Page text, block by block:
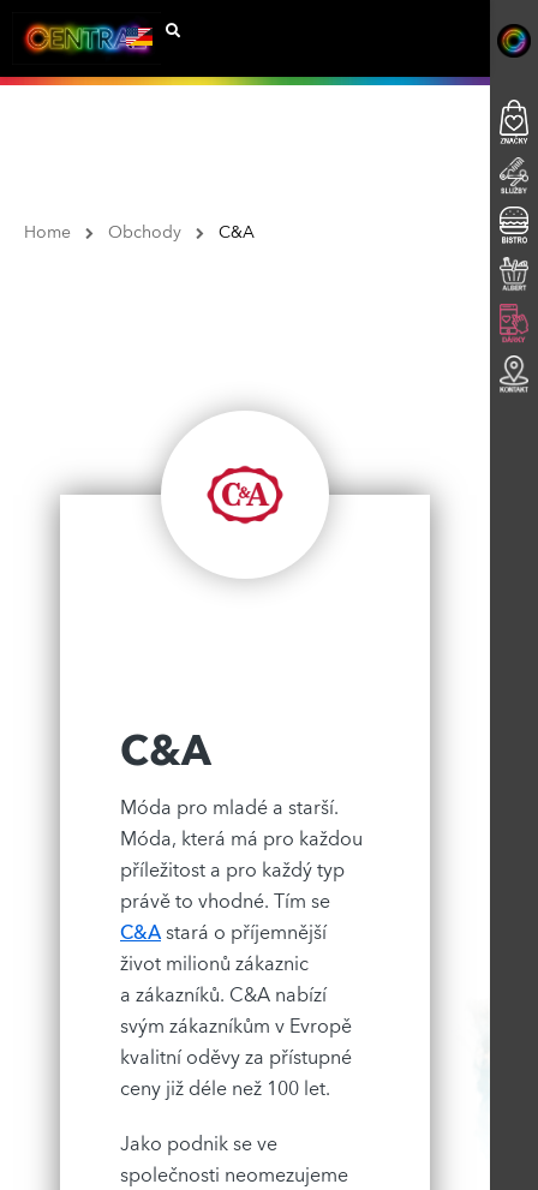
Home Obchody C&A
C&A
Móda pro mladé a starší.
Móda, která má pro každou
příležitost a pro každý typ
právě to vhodné. Tím se
C&Astará o příjemnější
život milionů zákaznic
a zákazníků. C&A nabízí
svým zákazníkům v Evropě
kvalitní oděvy za přístupné
ceny již déle než 100 let.
Jako podnik se ve
společnosti neomezujeme